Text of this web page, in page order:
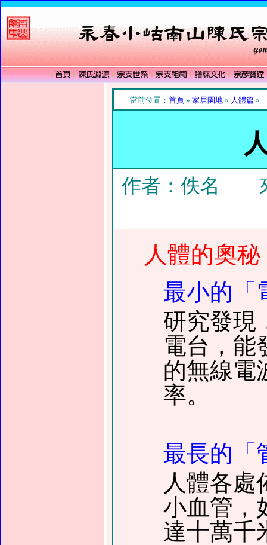
當前位置：首頁 » 家居園地 » 人體篇 »
作者：佚名
人體的奧
最小的「
研究發現
電台，能
的無線電
率。
最長的「
人體各處
小血管，
達十萬千